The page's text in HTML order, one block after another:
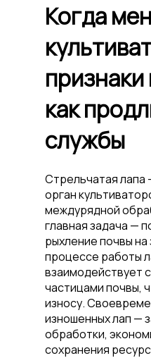
Когда
признаки
как
службы
Стрельчатая лапа
орган
междурядной
главная задача —
рыхление почвы на
процессе работы
взаимодействует
частицами почвы,
износу.
изношенных лап —
обработки,
сохранения